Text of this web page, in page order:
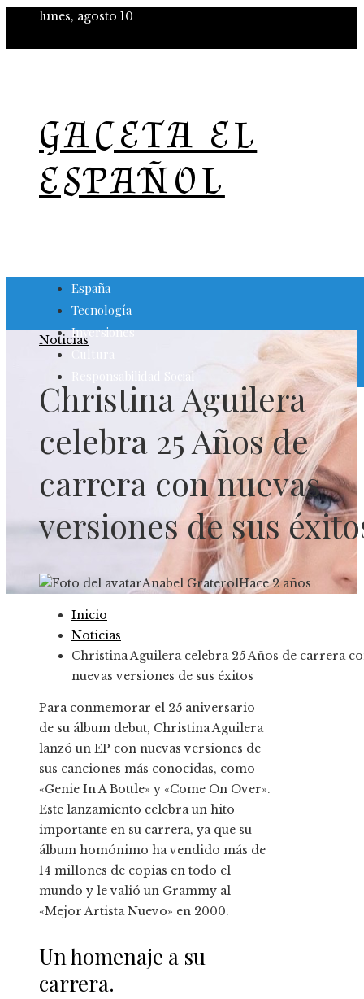
lunes, agosto 10
GACETA EL
ESPAÑOL
España
Tecnología
Inversiones
Responsabilidad Social
Noticias
Christina Aguilera
celebra 25 Años de
carrera con nuevas
versiones de sus
Anabel GraterolHace 2 años
Inicio
Noticias
Christina Aguilera celebra 25 Años de carrera
nuevas versiones de sus éxitos
Para conmemorar el 25 aniversario
de su álbum debut, Christina Aguilera
lanzó un EP con nuevas versiones de
sus canciones más conocidas, como
«Genie In A Bottle» y «Come On Over».
Este lanzamiento celebra un hito
importante en su carrera, ya que su
álbum homónimo ha vendido más de
14 millones de copias en todo el
mundo y le valió un Grammy al
«Mejor Artista Nuevo» en 2000.
Un homenaje a su
carrera.